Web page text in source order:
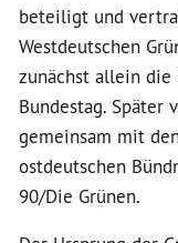
beteiligt und
Westdeutschen
zunächst allein die
Bundestag. Später
gemeinsam mit
ostdeutschen
90/Die Grünen.